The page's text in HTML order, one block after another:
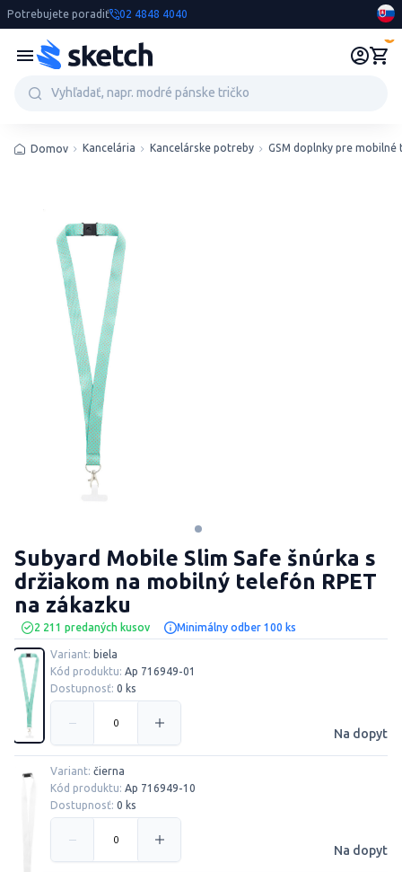
Potrebujete poradiť 02 4848 4040
Domov Kancelária Kancelárske potreby GSM doplnky pre
2 211 predaných kusov Minimálny odber 100 ks
Subyard Mobile Slim Safe šnúrka s
držiakom na mobilný telefón RPET
na zákazku
Variant: biela
Kód produktu: Ap 716949-01
Dostupnosť: 0 ks
Na dopyt
Variant: čierna
Kód produktu: Ap 716949-10
Dostupnosť: 0 ks
Na dopyt